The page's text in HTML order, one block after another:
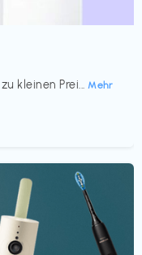
kleinen Prei... Mehr